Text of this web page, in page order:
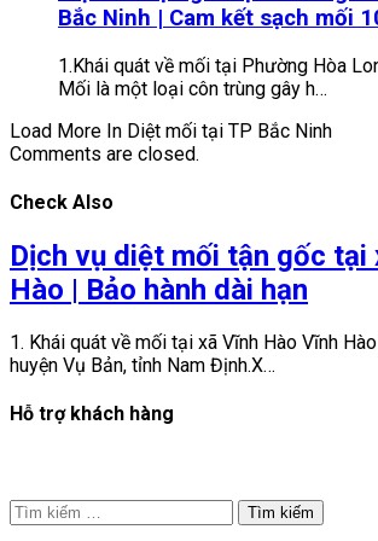
Bắc Ninh | Cam kết sạch mối
1.Khái quát về mối tại Phường Hòa
Mối là một loại côn trùng gây h…
Load More In Diệt mối tại TP Bắc Ninh
Comments are closed.
Check Also
Dịch vụ diệt mối tận gốc tại
Hào | Bảo hành dài hạn
1. Khái quát về mối tại xã Vĩnh Hào Vĩnh
huyện Vụ Bản, tỉnh Nam Định.X…
Hỗ trợ khách hàng
Tìm
kiếm